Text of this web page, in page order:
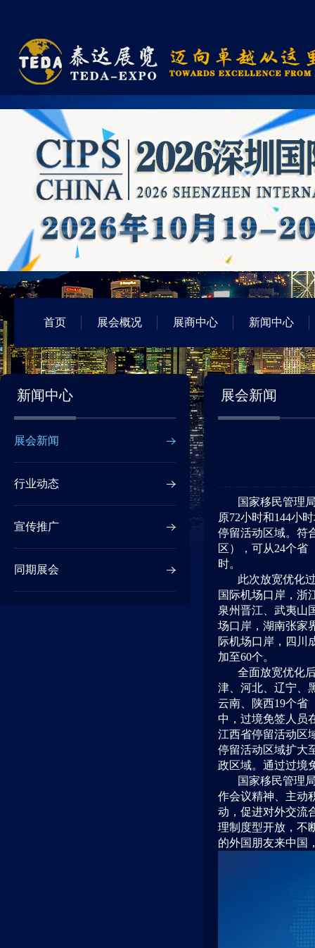
首页 展会概况 展商中心 新闻中心
新闻中心
展会新闻
行业动态
宣传推广
同期展会
展会新闻
国家移民管理
原72小时和144小
停留活动区域。符
区），可从24个省
时。
此次放宽优化
国际机场口岸，浙
泉州晋江、武夷山
场口岸，湖南张家
际机场口岸，四川
加至60个。
全面放宽优化
津、河北、辽宁、
云南、陕西19个省
中，过境免签人员
江西省停留活动区
停留活动区域扩大
政区域。通过过境
国家移民管理
作会议精神、主动
动，促进对外交流
理制度型开放，不
的外国朋友来中国